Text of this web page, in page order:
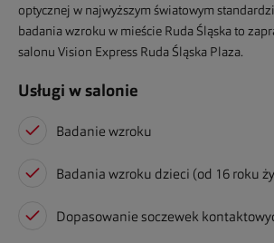
optycznej w najwyższym światowym
badania wzroku w mieście Ruda Śląska to
salonu Vision Express Ruda Śląska Plaza.
Usługi w salonie
Badanie wzroku
Badania wzroku dzieci (od 16 roku
Dopasowanie soczewek